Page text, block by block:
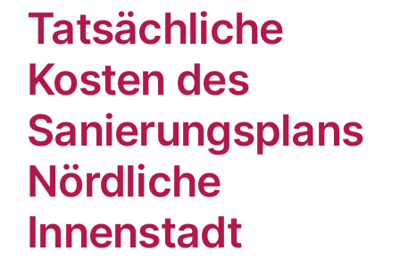
Tatsächliche
Kosten des
Sanierungsplans
Nördliche
Innenstadt